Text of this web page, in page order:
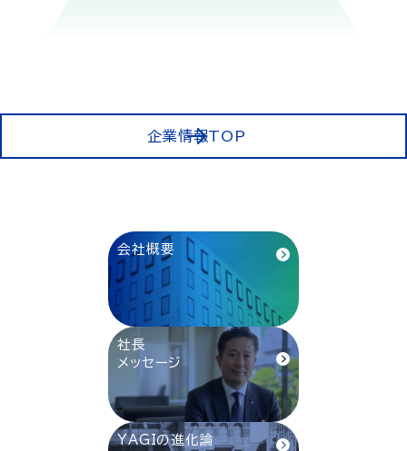
企業情報TOP
会社概要
社長
メッセージ
YAGIの進化論